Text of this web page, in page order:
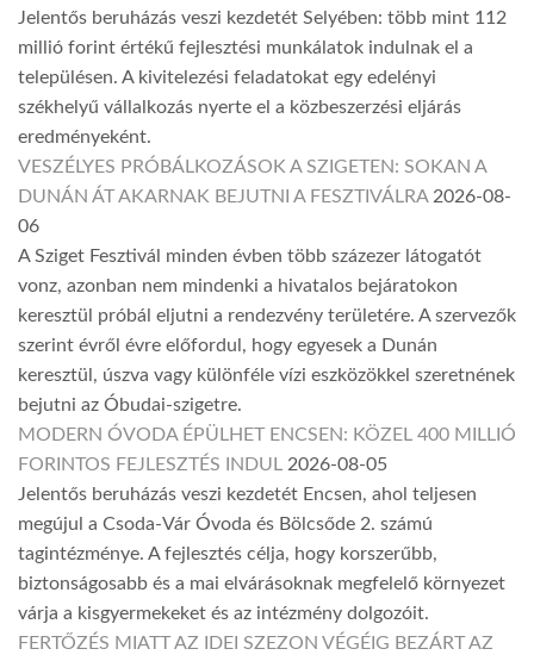
Jelentős beruházás veszi kezdetét Selyében: több mint 112
millió forint értékű fejlesztési munkálatok indulnak el a
településen. A kivitelezési feladatokat egy edelényi
székhelyű vállalkozás nyerte el a közbeszerzési eljárás
eredményeként.
VESZÉLYES PRÓBÁLKOZÁSOK A SZIGETEN: SOKAN A
DUNÁN ÁT AKARNAK BEJUTNI A FESZTIVÁLRA 2026-08-
06
A Sziget Fesztivál minden évben több százezer látogatót
vonz, azonban nem mindenki a hivatalos bejáratokon
keresztül próbál eljutni a rendezvény területére. A szervezők
szerint évről évre előfordul, hogy egyesek a Dunán
keresztül, úszva vagy különféle vízi eszközökkel szeretnének
bejutni az Óbudai-szigetre.
MODERN ÓVODA ÉPÜLHET ENCSEN: KÖZEL 400 MILLIÓ
FORINTOS FEJLESZTÉS INDUL 2026-08-05
Jelentős beruházás veszi kezdetét Encsen, ahol teljesen
megújul a Csoda-Vár Óvoda és Bölcsőde 2. számú
tagintézménye. A fejlesztés célja, hogy korszerűbb,
biztonságosabb és a mai elvárásoknak megfelelő környezet
várja a kisgyermekeket és az intézmény dolgozóit.
FERTŐZÉS MIATT AZ IDEI SZEZON VÉGÉIG BEZÁRT AZ